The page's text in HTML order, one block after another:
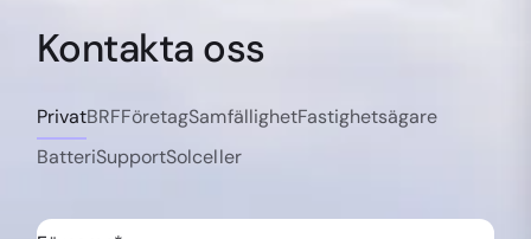
Kontakta oss
PrivatBRFFöretagSamfällighetFastighetsägare
BatteriSupportSolceller